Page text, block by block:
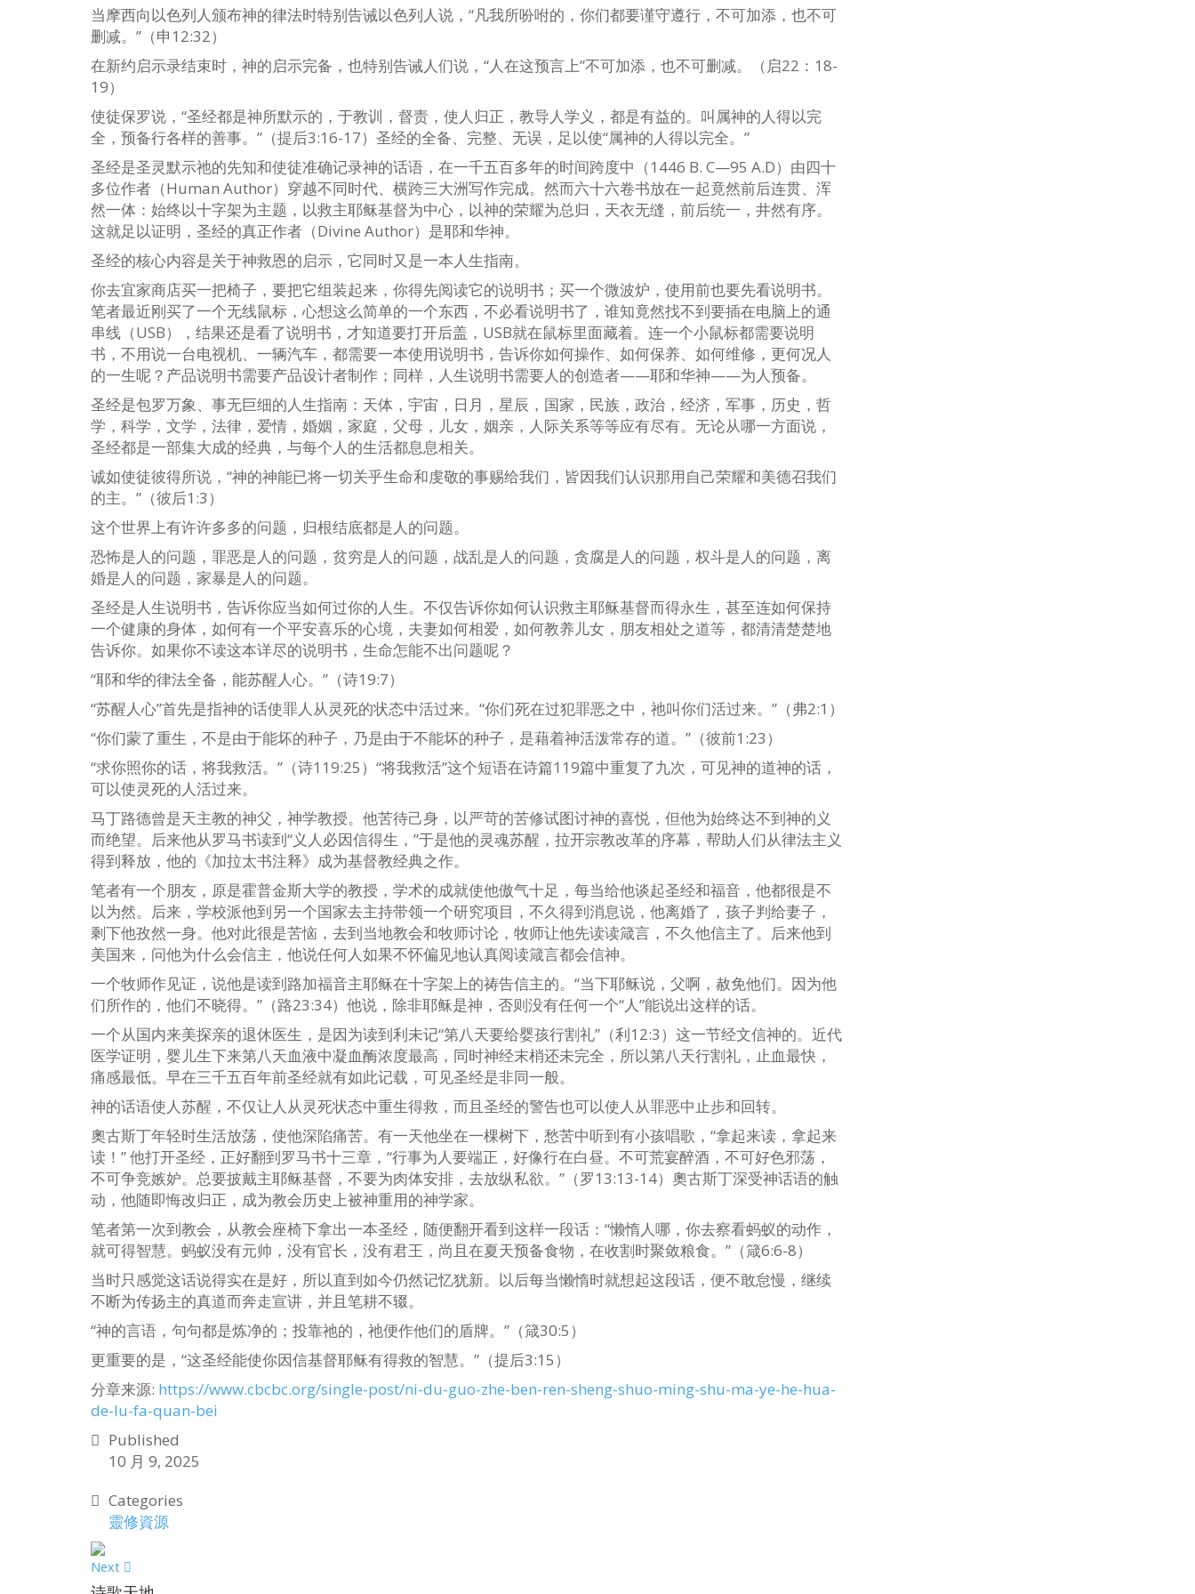
当摩西向以色列人颁布神的律法时特别告诫以色列人说，“凡我所吩咐的，你们都要谨守遵行，不可加添，也不可
删减。”（申12:32）
在新约启示录结束时，神的启示完备，也特别告诫人们说，“人在这预言上”不可加添，也不可删减。（启22：18-
19）
使徒保罗说，“圣经都是神所默示的，于教训，督责，使人归正，教导人学义，都是有益的。叫属神的人得以完
全，预备行各样的善事。”（提后3:16-17）圣经的全备、完整、无误，足以使“属神的人得以完全。”
圣经是圣灵默示祂的先知和使徒准确记录神的话语，在一千五百多年的时间跨度中（1446 B. C—95 A.D）由四十
多位作者（Human Author）穿越不同时代、横跨三大洲写作完成。然而六十六卷书放在一起竟然前后连贯、浑
然一体：始终以十字架为主题，以救主耶稣基督为中心，以神的荣耀为总归，天衣无缝，前后统一，井然有序。
这就足以证明，圣经的真正作者（Divine Author）是耶和华神。
圣经的核心内容是关于神救恩的启示，它同时又是一本人生指南。
你去宜家商店买一把椅子，要把它组装起来，你得先阅读它的说明书；买一个微波炉，使用前也要先看说明书。
笔者最近刚买了一个无线鼠标，心想这么简单的一个东西，不必看说明书了，谁知竟然找不到要插在电脑上的通
串线（USB），结果还是看了说明书，才知道要打开后盖，USB就在鼠标里面藏着。连一个小鼠标都需要说明
书，不用说一台电视机、一辆汽车，都需要一本使用说明书，告诉你如何操作、如何保养、如何维修，更何况人
的一生呢？产品说明书需要产品设计者制作；同样，人生说明书需要人的创造者——耶和华神——为人预备。
圣经是包罗万象、事无巨细的人生指南：天体，宇宙，日月，星辰，国家，民族，政治，经济，军事，历史，哲
学，科学，文学，法律，爱情，婚姻，家庭，父母，儿女，姻亲，人际关系等等应有尽有。无论从哪一方面说，
圣经都是一部集大成的经典，与每个人的生活都息息相关。
诚如使徒彼得所说，“神的神能已将一切关乎生命和虔敬的事赐给我们，皆因我们认识那用自己荣耀和美德召我们
的主。”（彼后1:3）
这个世界上有许许多多的问题，归根结底都是人的问题。
恐怖是人的问题，罪恶是人的问题，贫穷是人的问题，战乱是人的问题，贪腐是人的问题，权斗是人的问题，离
婚是人的问题，家暴是人的问题。
圣经是人生说明书，告诉你应当如何过你的人生。不仅告诉你如何认识救主耶稣基督而得永生，甚至连如何保持
一个健康的身体，如何有一个平安喜乐的心境，夫妻如何相爱，如何教养儿女，朋友相处之道等，都清清楚楚地
告诉你。如果你不读这本详尽的说明书，生命怎能不出问题呢？
“耶和华的律法全备，能苏醒人心。”（诗19:7）
“苏醒人心”首先是指神的话使罪人从灵死的状态中活过来。“你们死在过犯罪恶之中，祂叫你们活过来。”（弗2:1）
“你们蒙了重生，不是由于能坏的种子，乃是由于不能坏的种子，是藉着神活泼常存的道。”（彼前1:23）
“求你照你的话，将我救活。”（诗119:25）“将我救活”这个短语在诗篇119篇中重复了九次，可见神的道神的话，
可以使灵死的人活过来。
马丁路德曾是天主教的神父，神学教授。他苦待己身，以严苛的苦修试图讨神的喜悦，但他为始终达不到神的义
而绝望。后来他从罗马书读到“义人必因信得生，”于是他的灵魂苏醒，拉开宗教改革的序幕，帮助人们从律法主义
得到释放，他的《加拉太书注释》成为基督教经典之作。
笔者有一个朋友，原是霍普金斯大学的教授，学术的成就使他傲气十足，每当给他谈起圣经和福音，他都很是不
以为然。后来，学校派他到另一个国家去主持带领一个研究项目，不久得到消息说，他离婚了，孩子判给妻子，
剩下他孜然一身。他对此很是苦恼，去到当地教会和牧师讨论，牧师让他先读读箴言，不久他信主了。后来他到
美国来，问他为什么会信主，他说任何人如果不怀偏见地认真阅读箴言都会信神。
一个牧师作见证，说他是读到路加福音主耶稣在十字架上的祷告信主的。“当下耶稣说，父啊，赦免他们。因为他
们所作的，他们不晓得。”（路23:34）他说，除非耶稣是神，否则没有任何一个“人”能说出这样的话。
一个从国内来美探亲的退休医生，是因为读到利未记“第八天要给婴孩行割礼”（利12:3）这一节经文信神的。近代
医学证明，婴儿生下来第八天血液中凝血酶浓度最高，同时神经末梢还未完全，所以第八天行割礼，止血最快，
痛感最低。早在三千五百年前圣经就有如此记载，可见圣经是非同一般。
神的话语使人苏醒，不仅让人从灵死状态中重生得救，而且圣经的警告也可以使人从罪恶中止步和回转。
奧古斯丁年轻时生活放荡，使他深陷痛苦。有一天他坐在一棵树下，愁苦中听到有小孩唱歌，“拿起来读，拿起来
读！” 他打开圣经，正好翻到罗马书十三章，“行事为人要端正，好像行在白昼。不可荒宴醉酒，不可好色邪荡，
不可争竞嫉妒。总要披戴主耶稣基督，不要为肉体安排，去放纵私欲。”（罗13:13-14）奧古斯丁深受神话语的触
动，他随即悔改归正，成为教会历史上被神重用的神学家。
笔者第一次到教会，从教会座椅下拿出一本圣经，随便翻开看到这样一段话：“懒惰人哪，你去察看蚂蚁的动作，
就可得智慧。蚂蚁没有元帅，没有官长，没有君王，尚且在夏天预备食物，在收割时聚敛粮食。”（箴6:6-8）
当时只感觉这话说得实在是好，所以直到如今仍然记忆犹新。以后每当懒惰时就想起这段话，便不敢怠慢，继续
不断为传扬主的真道而奔走宣讲，并且笔耕不辍。
“神的言语，句句都是炼净的；投靠祂的，祂便作他们的盾牌。”（箴30:5）
更重要的是，“这圣经能使你因信基督耶稣有得救的智慧。”（提后3:15）
分章来源: https://www.cbcbc.org/single-post/ni-du-guo-zhe-ben-ren-sheng-shuo-ming-shu-ma-ye-he-hua-
de-lu-fa-quan-bei
Published
10 月 9, 2025
Categories
靈修資源
Next